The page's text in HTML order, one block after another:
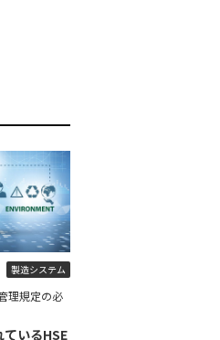
製造システム
理規定の必
いるHSE